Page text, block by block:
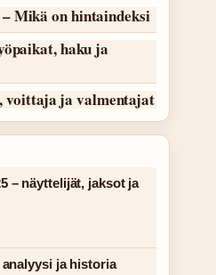
Mikä on hintaindeksi
haku ja
voittaja ja valmentajat
– näyttelijät, jaksot ja
ja historia